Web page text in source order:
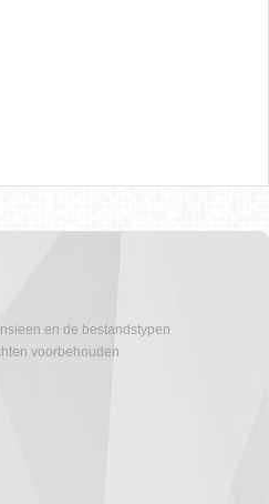
en de bestandstypen
voorbehouden